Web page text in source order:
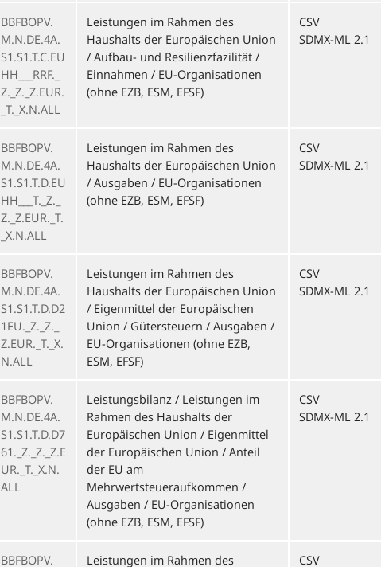
BBFBOPV.
M.N.DE.4A.
S1.S1.T.C.EU
HH___RRF._
Z._Z._Z.EUR.
_T._X.N.ALL
Leistungen im Rahmen des
Haushalts der Europäischen Union
/ Aufbau- und Resilienzfazilität /
Einnahmen / EU-Organisationen
(ohne EZB, ESM, EFSF)
CSV
SDMX-ML 2.1
BBFBOPV.
M.N.DE.4A.
S1.S1.T.D.EU
HH___T._Z._
Z._Z.EUR._T.
_X.N.ALL
Leistungen im Rahmen des
Haushalts der Europäischen Union
/ Ausgaben / EU-Organisationen
(ohne EZB, ESM, EFSF)
CSV
SDMX-ML 2.1
BBFBOPV.
M.N.DE.4A.
S1.S1.T.D.D2
1EU._Z._Z._
Z.EUR._T._X.
N.ALL
Leistungen im Rahmen des
Haushalts der Europäischen Union
/ Eigenmittel der Europäischen
Union / Gütersteuern / Ausgaben /
EU-Organisationen (ohne EZB,
ESM, EFSF)
CSV
SDMX-ML 2.1
BBFBOPV.
M.N.DE.4A.
S1.S1.T.D.D7
61._Z._Z._Z.E
UR._T._X.N.
ALL
Leistungsbilanz / Leistungen im
Rahmen des Haushalts der
Europäischen Union / Eigenmittel
der Europäischen Union / Anteil
der EU am
Mehrwertsteueraufkommen /
Ausgaben / EU-Organisationen
(ohne EZB, ESM, EFSF)
CSV
SDMX-ML 2.1
BBFBOPV. Leistungen im Rahmen des CSV